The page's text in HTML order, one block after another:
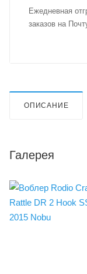
Ежедневная
заказов на
ОПИСАНИЕ
Галерея